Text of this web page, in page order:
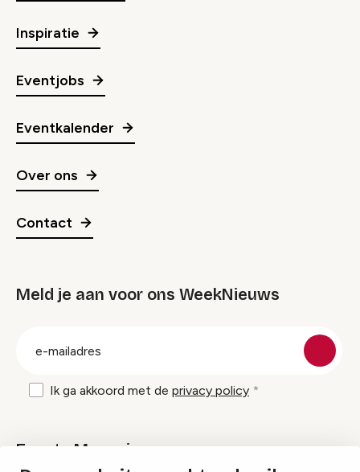
Inspiratie
Eventjobs
Eventkalender
Over ons
Contact
Meld je aan voor ons WeekNieuws
Ik ga akkoord met de privacy policy
Events Magazine